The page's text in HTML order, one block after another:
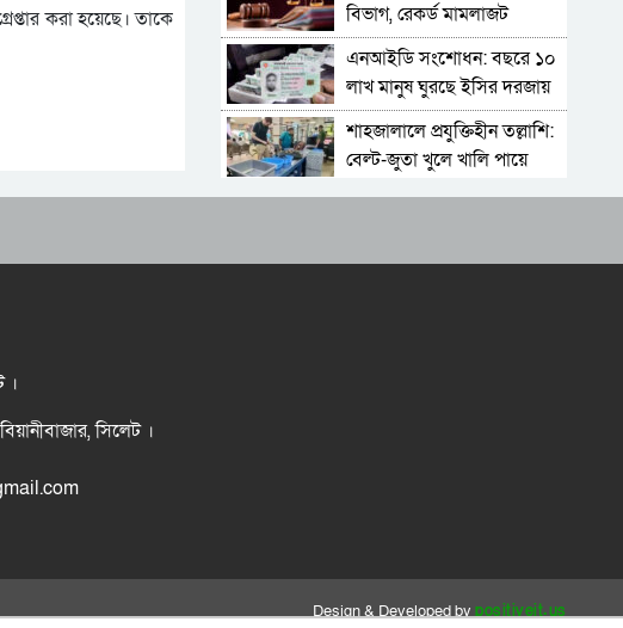
করা হয়েছে। তাকে
বিভাগ, রেকর্ড মামলাজট
এনআইডি সংশোধন: বছরে ১০
লাখ মানুষ ঘুরছে ইসির দরজায়
শাহজালালে প্রযুক্তিহীন তল্লাশি:
বেল্ট-জুতা খুলে খালি পায়ে
একের পর এক অনুষ্ঠানে
সহজ উপায় সংসদ সদস্য এবং
।
সিলেট ।
Design & Developed bypositiveit.us